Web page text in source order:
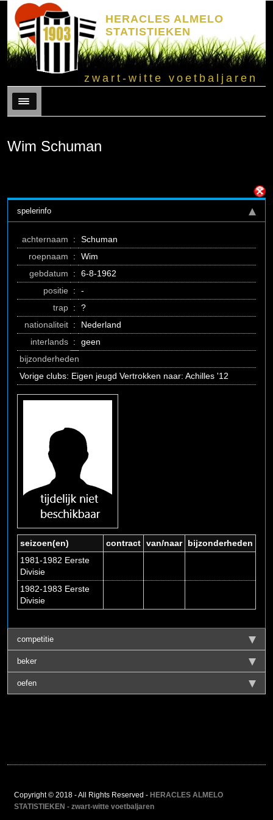
HERACLES ALMELO
STATISTIEKEN
zwart-witte voetbaljaren
Menu
Wim Schuman
spelerinfo
achternaam :
Schuman
roepnaam
:
Wim
gebdatum
:
6-8-1962
positie :
-
trap :
?
nationaliteit :
Nederland
interlands :
geen
bijzonderheden
Vorige clubs: Eigen jeugd Vertrokken naar: Achilles '12
seizoen(en) contract van/naar
bijzonderheden
1981-1982 Eerste
Divisie
1982-1983 Eerste
Divisie
competitie
beker
oefen
Copyright © 2018 - All Rights Reserved - HERACLES ALMELO
STATISTIEKEN - zwart-witte voetbaljaren